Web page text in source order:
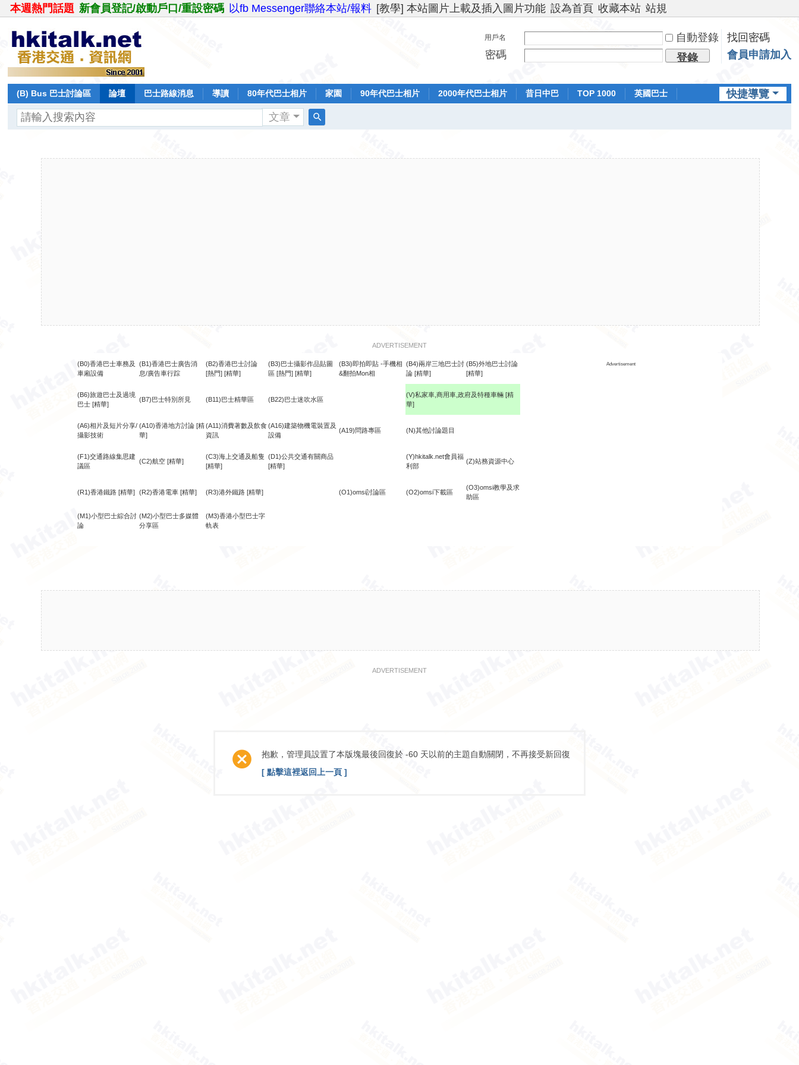
本週熱門話題 新會員登記/啟動戶口/重設密碼 以fb Messenger聯絡本站/報料 [教學] 本站圖片上載及插入圖片功能 設為首頁 收藏本站 站規
用戶名 自動登錄
找回密碼
密碼
登錄 會員申請加入
快捷導覽
(B) Bus 巴士討論區 論壇 巴士路線消息 導讀 80年代巴士相片 家園 90年代巴士相片 2000年代巴士相片 昔日中巴 TOP 1000
英國巴士
文章
ADVERTISEMENT
(B0)香港巴士車務及
車廂設備
(B1)香港巴士廣告消
息/廣告車行踪
(B2)香港巴士討論
[熱門] [精華]
(B3)巴士攝影作品貼圖
區 [熱門] [精華]
(B3i)即拍即貼 -手機相
&翻拍Mon相
(B4)兩岸三地巴士討
論 [精華]
(B5)外地巴士討論
[精華]
Advertisement
(B6)旅遊巴士及過境
巴士 [精華]
(B7)巴士特別所見 (B11)巴士精華區 (B22)巴士迷吹水區
(V)私家車,商用車,政府及特種車輛 [精
華]
(A6)相片及短片分享/
攝影技術
(A10)香港地方討論 [精
華]
(A11)消費著數及飲食
資訊
(A16)建築物機電裝置及
設備
(A19)問路專區 (N)其他討論題目
(F1)交通路線集思建
議區
(C2)航空 [精華]
(C3)海上交通及船隻
[精華]
(D1)公共交通有關商品
[精華]
(Y)hkitalk.net會員福
利部
(Z)站務資源中心
(R1)香港鐵路 [精華] (R2)香港電車 [精華] (R3)港外鐵路 [精華] (O1)omsi討論區 (O2)omsi下載區
(O3)omsi教學及求
助區
(M1)小型巴士綜合討
論
(M2)小型巴士多媒體
分享區
(M3)香港小型巴士字
軌表
ADVERTISEMENT
抱歉，管理員設置了本版塊最後回復於 -60 天以前的主題自動關閉，不再接受新回復
[ 點擊這裡返回上一頁 ]